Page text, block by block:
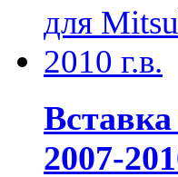
2007-